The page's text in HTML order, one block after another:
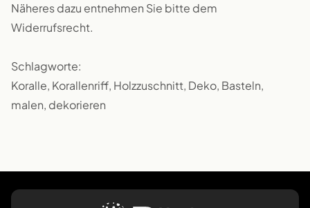
Näheres dazu entnehmen Sie bitte dem
Widerrufsrecht.
Schlagworte:
Koralle, Korallenriff, Holzzuschnitt, Deko, Basteln,
malen, dekorieren